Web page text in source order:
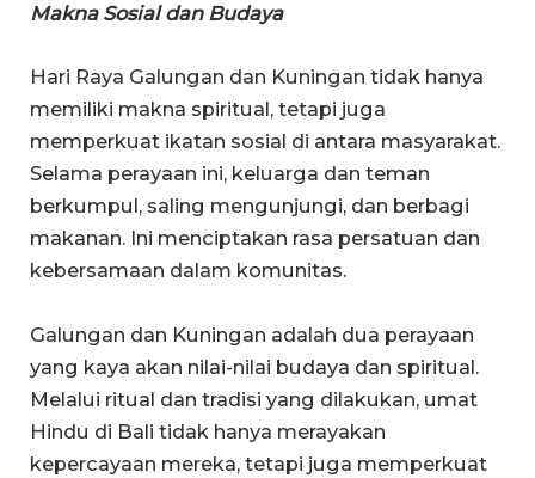
Makna Sosial dan Budaya
Hari Raya Galungan dan Kuningan tidak hanya
memiliki makna spiritual, tetapi juga
memperkuat ikatan sosial di antara masyarakat.
Selama perayaan ini, keluarga dan teman
berkumpul, saling mengunjungi, dan berbagi
makanan. Ini menciptakan rasa persatuan dan
kebersamaan dalam komunitas.
Galungan dan Kuningan adalah dua perayaan
yang kaya akan nilai-nilai budaya dan spiritual.
Melalui ritual dan tradisi yang dilakukan, umat
Hindu di Bali tidak hanya merayakan
kepercayaan mereka, tetapi juga memperkuat